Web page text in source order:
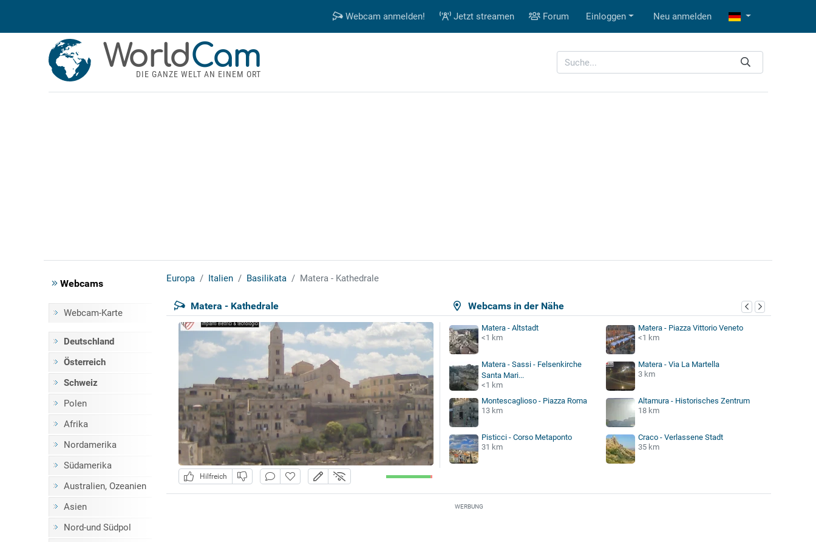
Webcam anmelden! Jetzt streamen Forum Einloggen Neu anmelden
WorldCam
DIE GANZE WELT AN EINEM ORT
Webcams
Webcam-Karte
Deutschland
Österreich
Schweiz
Polen
Afrika
Nordamerika
Südamerika
Australien, Ozeanien
Asien
Nord-und Südpol
Europa Italien Basilikata Matera - Kathedrale
Webcams in der Nähe
Matera - Kathedrale
Hilfreich
Matera - Altstadt
<1 km
Matera - Piazza Vittorio Veneto
<1 km
Matera - Sassi - Felsenkirche
Santa Mari...
<1 km
Matera - Via La Martella
3 km
Montescaglioso - Piazza Roma
13 km
Altamura - Historisches Zentrum
18 km
Pisticci - Corso Metaponto
31 km
Craco - Verlassene Stadt
35 km
WERBUNG